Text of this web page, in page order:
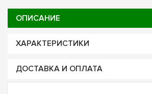
ОПИСАНИЕ
ХАРАКТЕРИСТИКИ
ДОСТАВКА И ОПЛАТА